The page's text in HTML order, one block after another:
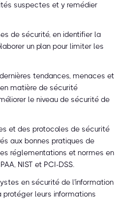
suspectes et y remédier
de sécurité, en identifier la
un plan pour limiter les
tendances, menaces et
matière de sécurité
le niveau de sécurité de
et des protocoles de sécurité
aux bonnes pratiques de
réglementations et normes en
NIST et PCI-DSS.
en sécurité de l'information
leurs informations